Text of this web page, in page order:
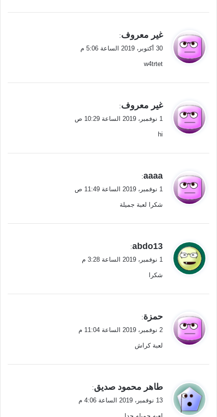
ي
ل
غير معروف:
30 أكتوبر، 2019 الساعة 5:06 م
w4trtet
ي
ل
غير معروف:
1 نوفمبر، 2019 الساعة 10:29 ص
hi
ي
ل
aaaa
:
1 نوفمبر، 2019 الساعة 11:49 ص
شكرا لعبة جميلة
ي
ل
abdo13
:
1 نوفمبر، 2019 الساعة 3:28 م
شكرا
ي
ل
حمزة:
2 نوفمبر، 2019 الساعة 11:04 م
لعبة كراش
ي
طاهر محمود صديق:
13 نوفمبر، 2019 الساعة 4:06 م